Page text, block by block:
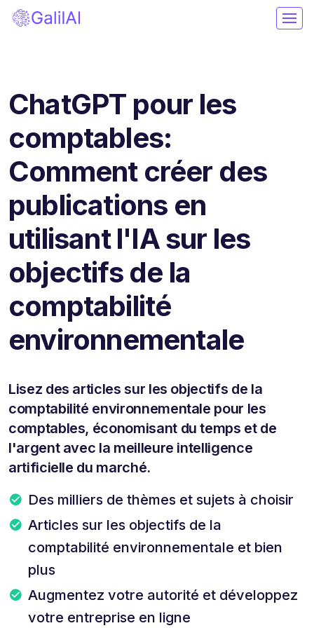
ChatGPT pour les
comptables:
Comment créer des
publications en
utilisant l'IA sur les
objectifs de la
comptabilité
environnementale
Lisez des articles sur les objectifs de la
comptabilité environnementale pour les
comptables, économisant du temps et de
l'argent avec la meilleure intelligence
artificielle du marché.
Des milliers de thèmes et sujets à choisir
Articles sur les objectifs de la
comptabilité environnementale et bien
plus
Augmentez votre autorité et développez
votre entreprise en ligne